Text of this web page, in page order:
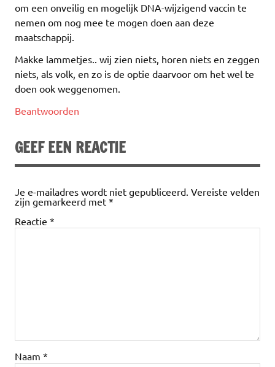
om een onveilig en mogelijk DNA-wijzigend vaccin te
nemen om nog mee te mogen doen aan deze
maatschappij.
Makke lammetjes.. wij zien niets, horen niets en zeggen
niets, als volk, en zo is de optie daarvoor om het wel te
doen ook weggenomen.
Beantwoorden
GEEF EEN REACTIE
Je e-mailadres wordt niet gepubliceerd. Vereiste velden
zijn gemarkeerd met *
Reactie *
Naam *